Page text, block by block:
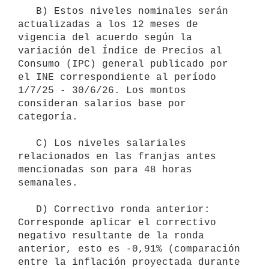
actualizadas a los 12 meses de
vigencia del acuerdo según la
variación del Índice de Precios al
Consumo (IPC) general publicado por
el INE correspondiente al período
1/7/25 - 30/6/26. Los montos
consideran salarios base por
categoría.
relacionados en las franjas antes
mencionadas son para 48 horas
semanales.
Corresponde aplicar el correctivo
negativo resultante de la ronda
anterior, esto es -0,91% (comparación
entre la inflación proyectada durante